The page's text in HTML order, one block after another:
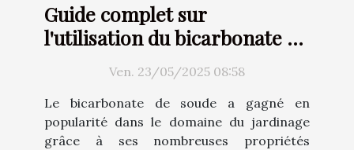
Guide complet sur
l'utilisation du bicarbonate de
soude au jardin
Ven. 23/05/2025 08:58
Le bicarbonate de soude a gagné en
popularité dans le domaine du jardinage
grâce à ses nombreuses propriétés